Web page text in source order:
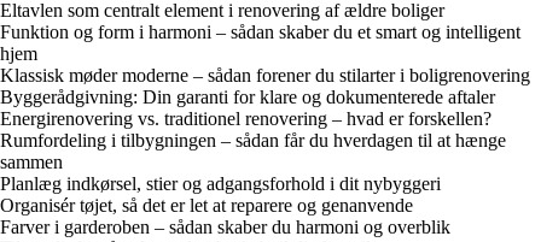
Eltavlen som centralt element i renovering af ældre boliger
Funktion og form i harmoni – sådan skaber du et smart og intelligent
hjem
Klassisk møder moderne – sådan forener du stilarter i boligrenovering
Byggerådgivning: Din garanti for klare og dokumenterede aftaler
Energirenovering vs. traditionel renovering – hvad er forskellen?
Rumfordeling i tilbygningen – sådan får du hverdagen til at hænge
sammen
Planlæg indkørsel, stier og adgangsforhold i dit nybyggeri
Organisér tøjet, så det er let at reparere og genanvende
Farver i garderoben – sådan skaber du harmoni og overblik